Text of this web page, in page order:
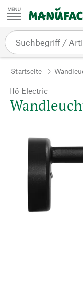
Zum Inhalt springen
Startseite
Ifö Electric